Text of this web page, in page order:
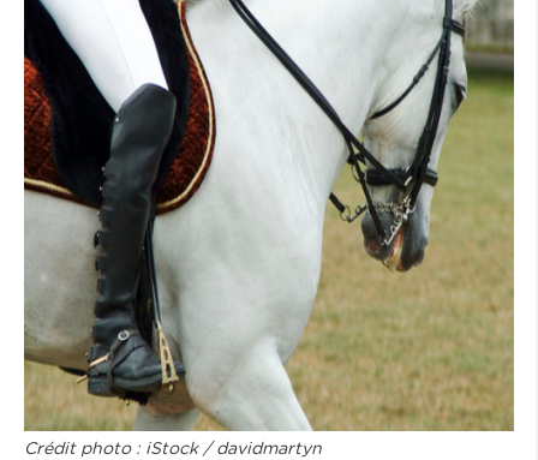
Crédit photo : iStock / davidmartyn